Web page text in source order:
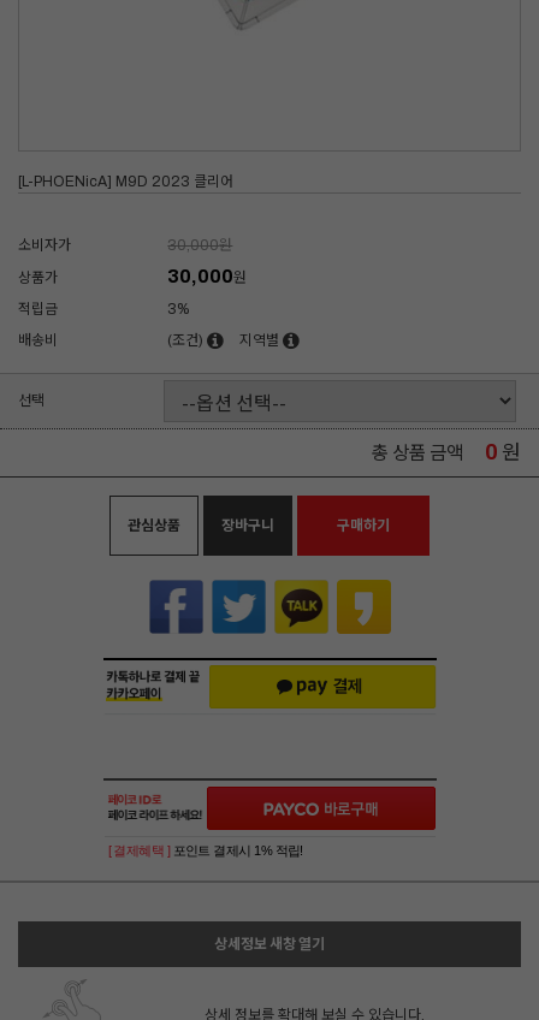
[L-PHOENicA] M9D 2023 클리어
소비자가 30,000원
상품가
30,000원
적립금
3%
배송비
(조건) 지역별
선택
총 상품 금액 0 원
관심상품 장바구니 구매하기
[ 결제혜택 ] 포인트 결제시 1% 적립!
상세정보 새창 열기
상세 정보를 확대해 보실 수 있습니다.